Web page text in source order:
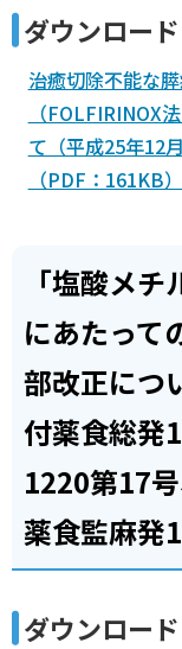
ダウンロード
治癒切除不能な
（FOLFIRINOX
て（平成25年12
（PDF：161KB）
「塩酸メ
にあたって
部改正につ
付薬食総発
1220第17
薬食監麻発
ダウンロード